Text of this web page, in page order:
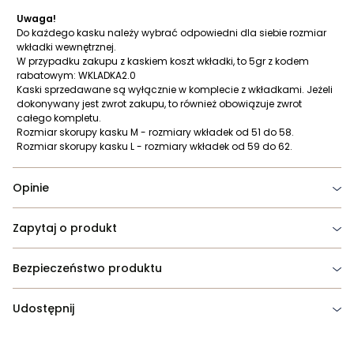
Uwaga!
Do każdego kasku należy wybrać odpowiedni dla siebie rozmiar
wkładki wewnętrznej.
W przypadku zakupu z kaskiem koszt wkładki, to 5gr z kodem
rabatowym: WKLADKA2.0
Kaski sprzedawane są wyłącznie w komplecie z wkładkami. Jeżeli
dokonywany jest zwrot zakupu, to również obowiązuje zwrot
całego kompletu.
Rozmiar skorupy kasku M - rozmiary wkładek od 51 do 58.
Rozmiar skorupy kasku L - rozmiary wkładek od 59 do 62.
Opinie
Zapytaj o produkt
Bezpieczeństwo produktu
Udostępnij